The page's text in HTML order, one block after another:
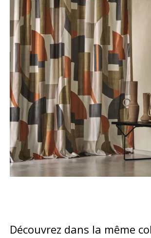
Découvrez dans la même